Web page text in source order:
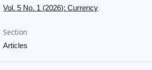
Vol. 5 No. 1 (2026): Currency
Section
Articles